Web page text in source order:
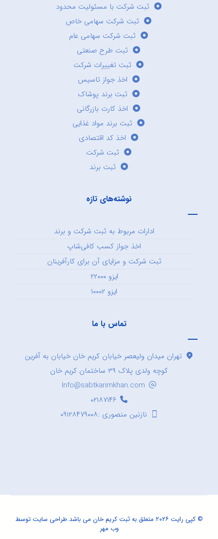
ثبت شرکت با مسئولیت محدود
ثبت شرکت سهامی خاص
ثبت شرکت سهامی عام
ثبت طرح صنعتی
ثبت تغییرات شرکت
اخذ جواز تاسیس
ثبت برند پوشاک
اخذ کارت بازرگانی
ثبت برند مواد غذایی
اخذ کد اقتصادی
ثبت شرکت
ثبت برند
نوشته‌های تازه
ادارات مربوط به ثبت شرکت و برند
اخذ جواز کسب کافی‌شاپ
ثبت شرکت و مزایای آن برای کارآفرینان
ایزو ۲۲۰۰۰
ایزو ۱۰۰۰۲
تماس با ما
تهران میدان ولیعصر خیابان کریم خان خیابان به آفرین
کوچه ولدی پلاک ۳۹ ساختمان کریم خان
Info@sabtkarimkhan.com
۰۲۱۸۷۱۴۶
نازنین منصوری :۰۹۱۲۸۴۷۹۰۰۸
© کپی رایت ۲۰۲۶ متعلق به ثبت کریم خان می باشد. طراحی سایتتوسط
وب مهر